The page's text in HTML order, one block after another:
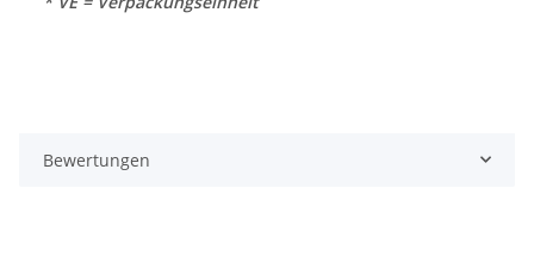
Bewertungen